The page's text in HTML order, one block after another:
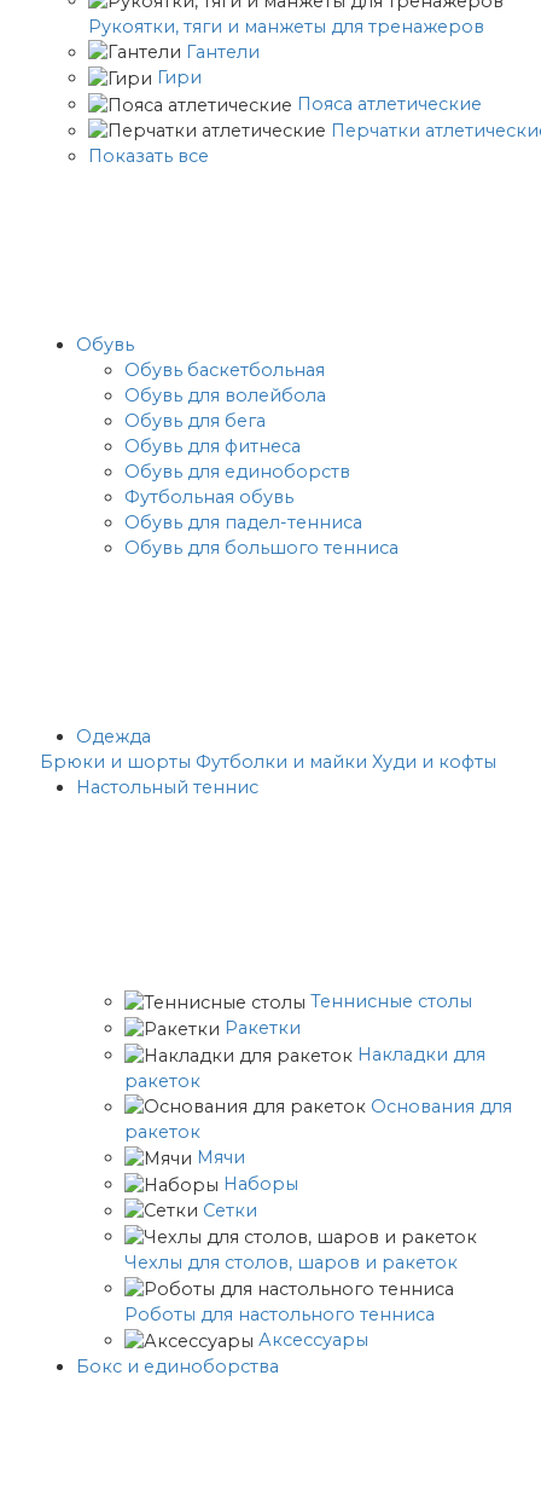
Рукоятки, тяги и манжеты для тренажеров
Гантели
Гири
Пояса атлетические
Перчатки
Показать все
Обувь
Обувь баскетбольная
Обувь для волейбола
Обувь для бега
Обувь для фитнеса
Обувь для единоборств
Футбольная обувь
Обувь для падел-тенниса
Обувь для большого тенниса
Одежда
Брюки и шорты Футболки и майки Худи и кофты
Настольный теннис
Теннисные столы
Ракетки
Накладки для
ракеток
Основания для
ракеток
Мячи
Наборы
Сетки
Чехлы для столов, шаров и ракеток
Роботы для настольного тенниса
Аксессуары
Бокс и единоборства